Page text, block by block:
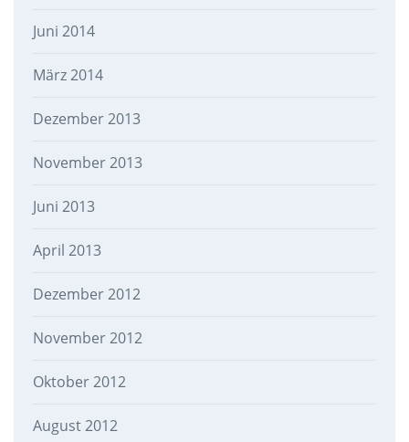
Juni 2014
März 2014
Dezember 2013
November 2013
Juni 2013
April 2013
Dezember 2012
November 2012
Oktober 2012
August 2012